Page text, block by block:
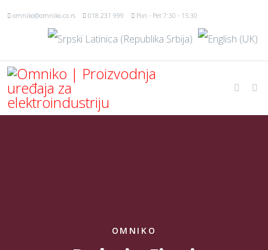
omniko@omniko.co.rs 018 231 999 Pon - Pet 7:30 - 15:30
OMNIKO